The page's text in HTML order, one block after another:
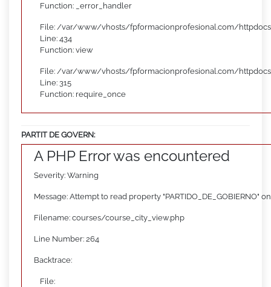
Function: _error_handler
File: /var/www/vhosts/fpformacionprofesional.com/
Line: 434
Function: view
File: /var/www/vhosts/fpformacionprofesional.com/
Line: 315
Function: require_once
PARTIT DE GOVERN:
A PHP Error was encountered
Severity: Warning
Message: Attempt to read property "PARTIDO_DE_GOBIERNO"
Filename: courses/course_city_view.php
Line Number: 264
Backtrace:
File: